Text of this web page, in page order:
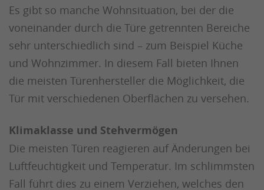
Es gibt so manche Wohnsituation, bei der die
voneinander durch die Türe getrennten Bereiche
sehr unterschiedlich sind – zum Beispiel Küche
und Wohnzimmer. In diesem Fall bieten Ihnen
die meisten Türenhersteller die Möglichkeit, die
Tür mit verschiedenen Oberflächen zu versehen.
Klimaklasse und Stehvermögen
Die meisten Türen reagieren auf Änderungen bei
Luftfeuchtigkeit und Temperatur. Im schlimmsten
Fall führt dies zu einem Verziehen, welches den